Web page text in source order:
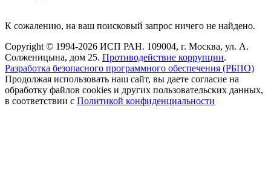
К сожалению, на ваш поисковый запрос ничего не найдено.
Copyright © 1994-2026 ИСП РАН. 109004, г. Москва, ул. А.
Солженицына, дом 25. Противодействие коррупции.
Разработка безопасного программного обеспечения (РБПО)
Продолжая использовать наш сайт, вы даете согласие на
обработку файлов cookies и других пользовательских данных,
в соответствии с Политикой конфиденциальности